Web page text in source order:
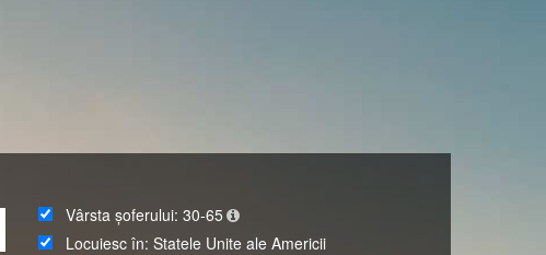
Vârsta șoferului:30-65
Locuiesc în:Statele Unite ale Americii